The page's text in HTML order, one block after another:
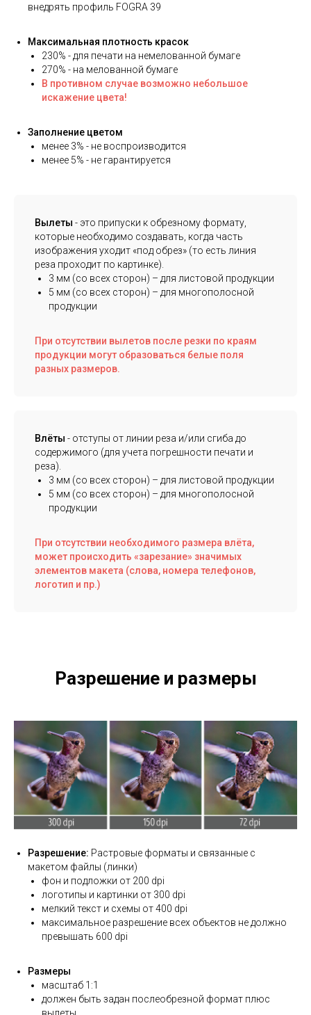
внедрять профиль FOGRA 39
Максимальная плотность красок
230% - для печати на немелованной бумаге
270% - на мелованной бумаге
В противном случае возможно небольшое
искажение цвета!
Заполнение цветом
менее 3% - не воспроизводится
менее 5% - не гарантируется
Вылеты - это припуски к обрезному формату,
которые необходимо создавать, когда часть
изображения уходит «под обрез» (то есть линия
реза проходит по картинке).
3 мм (со всех сторон) – для листовой продукции
5 мм (со всех сторон) – для многополосной
продукции
При отсутствии вылетов после резки по краям
продукции могут образоваться белые поля
разных размеров.
Влёты - отступы от линии реза и/или сгиба до
содержимого (для учета погрешности печати и
реза).
3 мм (со всех сторон) – для листовой продукции
5 мм (со всех сторон) – для многополосной
продукции
При отсутствии необходимого размера влёта,
может происходить «зарезание» значимых
элементов макета (слова, номера телефонов,
логотип и пр.)
Разрешение и размеры
Разрешение: Растровые форматы и связанные с
макетом файлы (линки)
фон и подложки от 200 dpi
логотипы и картинки от 300 dpi
мелкий текст и схемы от 400 dpi
максимальное разрешение всех объектов не должно
превышать 600 dpi
Размеры
масштаб 1:1
должен быть задан послеобрезной формат плюс